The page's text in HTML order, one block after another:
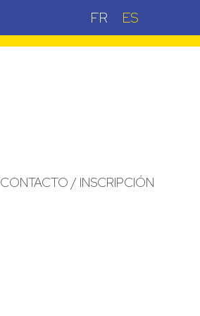
FR ES
CONTACTO / INSCRIPCIÓN